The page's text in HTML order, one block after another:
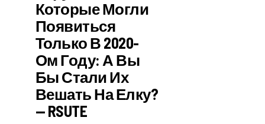
Которые Могли
Появиться
Только В 2020-
Ом Году: А Вы
Бы Стали Их
Вешать На Елку?
— RSUTE